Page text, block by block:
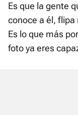
Es que la gente
conoce a él,
Es lo que más
foto ya eres